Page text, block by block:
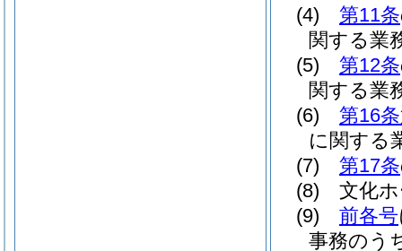
(4)
第11条
関する業
(5)
第12条
関する業
(6)
第16
に関する
(7)
第17条
(8)
文化
(9)
前各号
事務のう